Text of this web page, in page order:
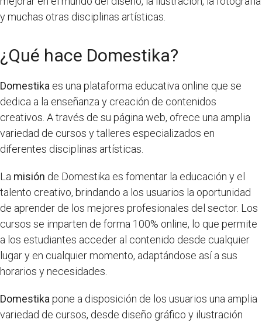
y muchas otras disciplinas artísticas.
¿Qué hace Domestika?
Domestika es una plataforma educativa online que se
dedica a la enseñanza y creación de contenidos
creativos. A través de su página web, ofrece una amplia
variedad de cursos y talleres especializados en
diferentes disciplinas artísticas.
La misión de Domestika es fomentar la educación y el
talento creativo, brindando a los usuarios la oportunidad
de aprender de los mejores profesionales del sector. Los
cursos se imparten de forma 100% online, lo que permite
a los estudiantes acceder al contenido desde cualquier
lugar y en cualquier momento, adaptándose así a sus
horarios y necesidades.
Domestika pone a disposición de los usuarios una amplia
variedad de cursos, desde diseño gráfico y ilustración